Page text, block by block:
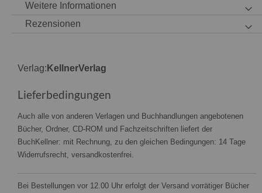
Weitere Informationen
Rezensionen
Verlag:KellnerVerlag
Lieferbedingungen
Auch alle von anderen Verlagen und Buchhandlungen angebotenen
Bücher, Ordner, CD-ROM und Fachzeitschriften liefert der
BuchKellner: mit Rechnung, zu den gleichen Bedingungen: 14 Tage
Widerrufsrecht, versandkostenfrei.
Bei Bestellungen vor 12.00 Uhr erfolgt der Versand vorrätiger Bücher